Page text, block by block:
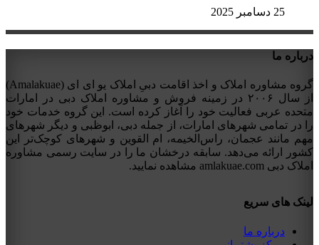
25 دسامبر 2025
درباره ما
گروه مشاوره املاک و اخذ اقامت دبیِ املاک یو ای ای (Amalakuae)
از سال ۲۰۰۶ در زمینه فروش و مشاوره املاک دبی در امارات
متحده عربی فعالیت خود را آغاز کرده است. این گروه خدمات خود
را در تمامی شهرهای امارات، از جمله دبی، ابوظبی و دیگر شهرهای
مهم مانند عجمان، راس‌الخیمه، ام القوین و شهرهای کوچک‌تر این
کشور ارائه می‌دهد. سابقه درخشان ما را در سایت رسمی مشاوره
املاک دبی amlakuae.com مشاهده نمایید.
لینک های سریع
درباره ما